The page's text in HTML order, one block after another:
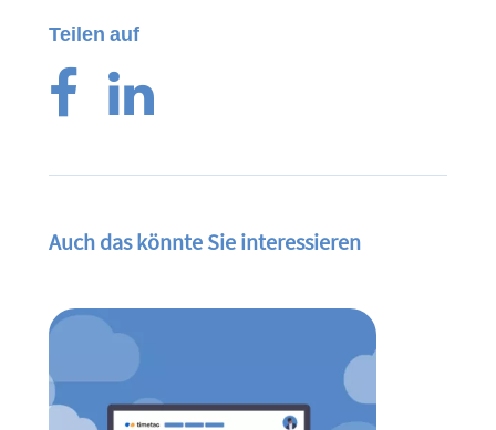
Teilen auf
Auch das könnte Sie interessieren